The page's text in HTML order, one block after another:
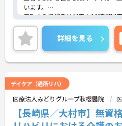
います。
日勤のみで残業は月平均10時間程
終了後の予定も立てやすいです。
昇給や賞与制度があり頑張りが評価
と職員に還元されます。
ご興味のある方には、面接対策ポ
に詳細をお話しいたしますのでお
詳細を見る
デイケア（通所リハ）
医療法人みどりグループ秋櫻醫院
【長崎県／大村市】無